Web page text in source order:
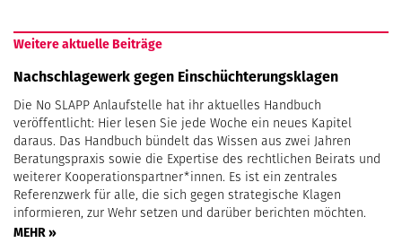
Weitere aktuelle Beiträge
Nachschlagewerk gegen Einschüchterungsklagen
Die No SLAPP Anlaufstelle hat ihr aktuelles Handbuch
veröffentlicht: Hier lesen Sie jede Woche ein neues Kapitel
daraus. Das Handbuch bündelt das Wissen aus zwei Jahren
Beratungspraxis sowie die Expertise des rechtlichen Beirats und
weiterer Kooperationspartner*innen. Es ist ein zentrales
Referenzwerk für alle, die sich gegen strategische Klagen
informieren, zur Wehr setzen und darüber berichten möchten.
MEHR »